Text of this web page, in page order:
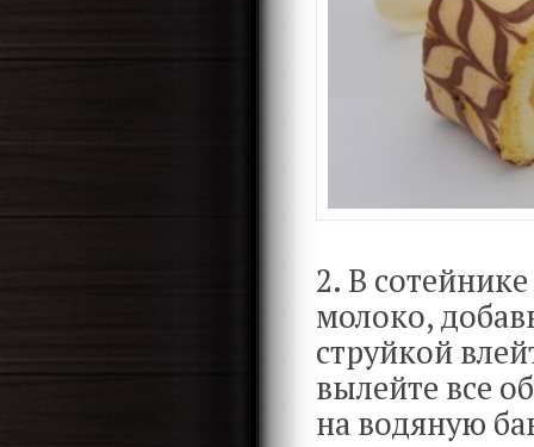
2. В
молоко,
струйкой
вылейте все
на водяную